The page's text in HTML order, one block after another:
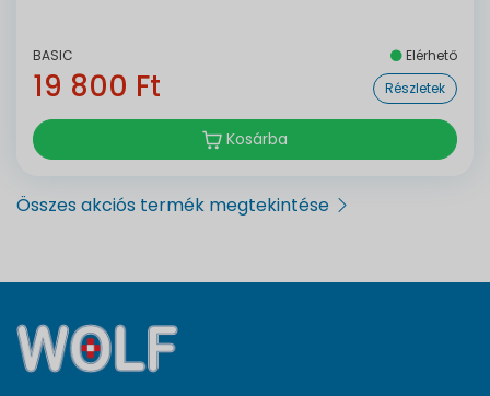
BASIC Elérhető
19 800 Ft Részletek
Kosárba
Összes akciós termék megtekintése